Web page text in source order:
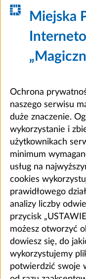
Miejska
Ochrona
naszego serwisu
duże znaczenie.
wykorzystanie i
użytkownikach
minimum
usług na
cookies
prawidłowego
analizy liczby
przycisk
możesz otworzyć
dowiesz się, do
wykorzystujemy
potwierdzić swoje